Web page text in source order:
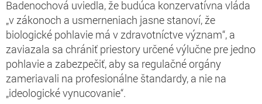
Badenochová uviedla, že budúca konzervatívna vláda
„v zákonoch a usmerneniach jasne stanoví, že
biologické pohlavie má v zdravotníctve význam“, a
zaviazala sa chrániť priestory určené výlučne pre jedno
pohlavie a zabezpečiť, aby sa regulačné orgány
zameriavali na profesionálne štandardy, a nie na
„ideologické vynucovanie“.